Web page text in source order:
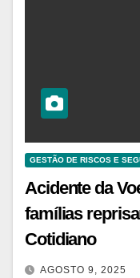
GESTÃO DE RISCOS E
Acidente da
famílias
Cotidiano
AGOSTO 9, 2025